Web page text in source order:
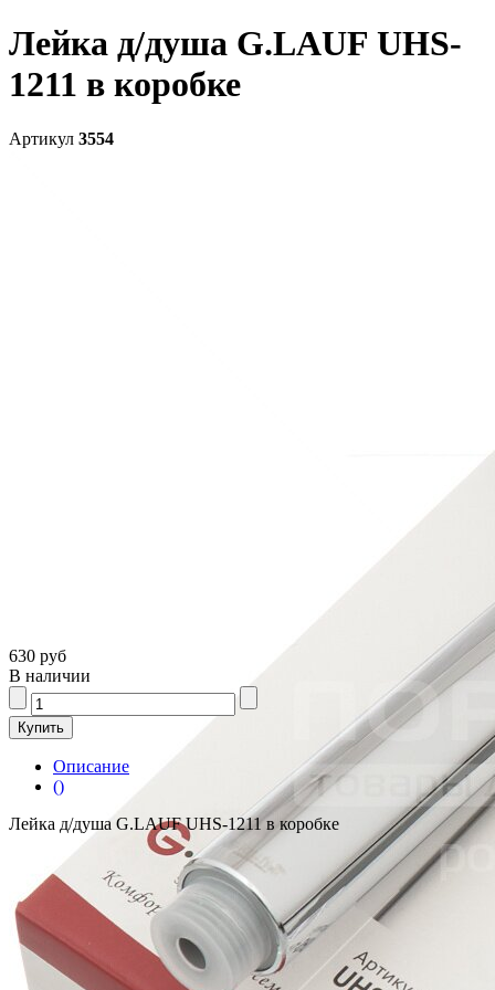
Лейка д/душа G.LAUF UHS-
1211 в коробке
Артикул 3554
630 руб
В наличии
Описание
()
Лейка д/душа G.LAUF UHS-1211 в коробке